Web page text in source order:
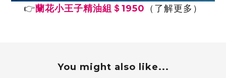
👉蘭花小王子精油組 ＄1950 （了解更多）
You might also like...